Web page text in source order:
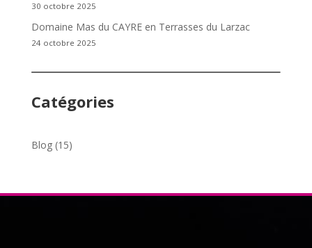
30 octobre 2025
Domaine Mas du CAYRE en Terrasses du Larzac
24 octobre 2025
Catégories
Blog(15)